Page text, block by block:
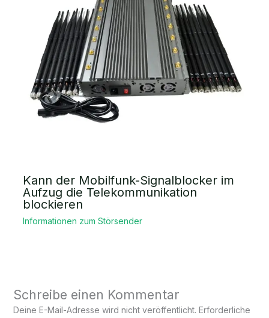
Kann der Mobilfunk-Signalblocker im
Aufzug die Telekommunikation
blockieren
Informationen zum Störsender
Schreibe einen Kommentar
Deine E-Mail-Adresse wird nicht veröffentlicht. Erforderliche